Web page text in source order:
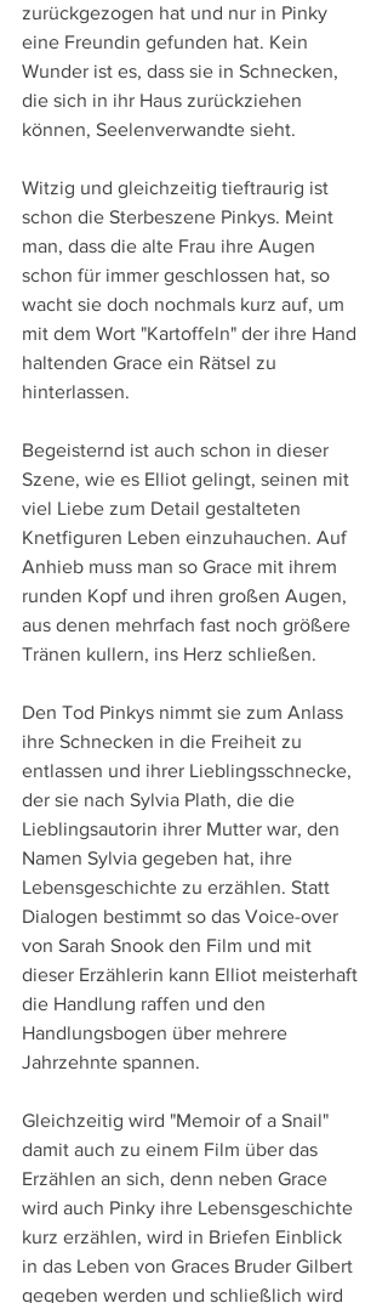
zurückgezogen hat und nur in Pinky
eine Freundin gefunden hat. Kein
Wunder ist es, dass sie in Schnecken,
die sich in ihr Haus zurückziehen
können, Seelenverwandte sieht.
Witzig und gleichzeitig tieftraurig ist
schon die Sterbeszene Pinkys. Meint
man, dass die alte Frau ihre Augen
schon für immer geschlossen hat, so
wacht sie doch nochmals kurz auf, um
mit dem Wort "Kartoffeln" der ihre Hand
haltenden Grace ein Rätsel zu
hinterlassen.
Begeisternd ist auch schon in dieser
Szene, wie es Elliot gelingt, seinen mit
viel Liebe zum Detail gestalteten
Knetfiguren Leben einzuhauchen. Auf
Anhieb muss man so Grace mit ihrem
runden Kopf und ihren großen Augen,
aus denen mehrfach fast noch größere
Tränen kullern, ins Herz schließen.
Den Tod Pinkys nimmt sie zum Anlass
ihre Schnecken in die Freiheit zu
entlassen und ihrer Lieblingsschnecke,
der sie nach Sylvia Plath, die die
Lieblingsautorin ihrer Mutter war, den
Namen Sylvia gegeben hat, ihre
Lebensgeschichte zu erzählen. Statt
Dialogen bestimmt so das Voice-over
von Sarah Snook den Film und mit
dieser Erzählerin kann Elliot meisterhaft
die Handlung raffen und den
Handlungsbogen über mehrere
Jahrzehnte spannen.
Gleichzeitig wird "Memoir of a Snail"
damit auch zu einem Film über das
Erzählen an sich, denn neben Grace
wird auch Pinky ihre Lebensgeschichte
kurz erzählen, wird in Briefen Einblick
in das Leben von Graces Bruder Gilbert
gegeben werden und schließlich wird